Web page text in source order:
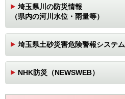
埼玉県川の防災情報
（県内の河川水位・雨量等）
埼玉県土砂災害危険警報システム
NHK防災（NEWSWEB）